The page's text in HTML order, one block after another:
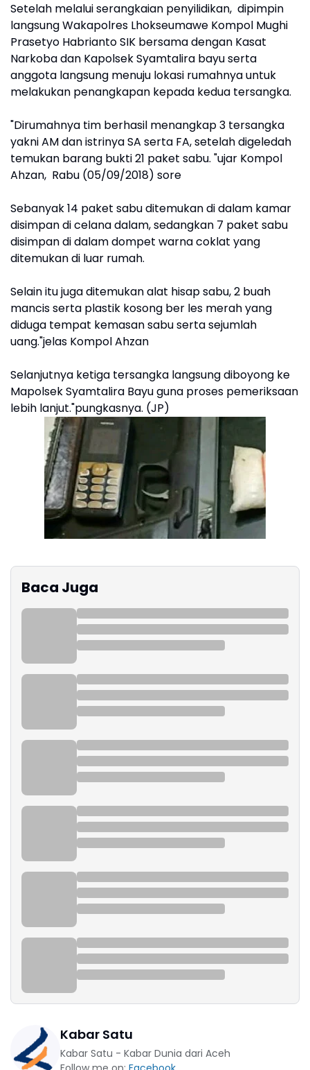
Setelah melalui serangkaian penyilidikan, dipimpin
langsung Wakapolres Lhokseumawe Kompol Mughi
Prasetyo Habrianto SIK bersama dengan Kasat
Narkoba dan Kapolsek Syamtalira bayu serta
anggota langsung menuju lokasi rumahnya untuk
melakukan penangkapan kepada kedua tersangka.
"Dirumahnya tim berhasil menangkap 3 tersangka
yakni AM dan istrinya SA serta FA, setelah digeledah
temukan barang bukti 21 paket sabu. "ujar Kompol
Ahzan, Rabu (05/09/2018) sore
Sebanyak 14 paket sabu ditemukan di dalam kamar
disimpan di celana dalam, sedangkan 7 paket sabu
disimpan di dalam dompet warna coklat yang
ditemukan di luar rumah.
Selain itu juga ditemukan alat hisap sabu, 2 buah
mancis serta plastik kosong ber les merah yang
diduga tempat kemasan sabu serta sejumlah
uang."jelas Kompol Ahzan
Selanjutnya ketiga tersangka langsung diboyong ke
Mapolsek Syamtalira Bayu guna proses pemeriksaan
lebih lanjut."pungkasnya. (JP)
Baca Juga
Kabar Satu
Kabar Satu - Kabar Dunia dari Aceh